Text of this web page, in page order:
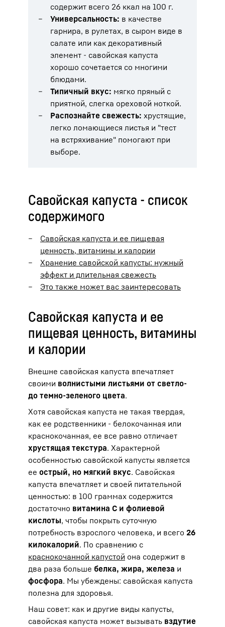
содержит всего 26 ккал на 100 г.
Универсальность: в качестве
гарнира, в рулетах, в сыром виде в
салате или как декоративный
элемент - савойская капуста
хорошо сочетается со многими
блюдами.
Типичный вкус: мягко пряный с
приятной, слегка ореховой ноткой.
Распознайте свежесть: хрустящие,
легко ломающиеся листья и "тест
на встряхивание" помогают при
выборе.
Савойская капуста - список
содержимого
Савойская капуста и ее пищевая
ценность, витамины и калории
Хранение савойской капусты: нужный
эффект и длительная свежесть
Это также может вас заинтересовать
Савойская капуста и ее
пищевая ценность, витамины
и калории
Внешне савойская капуста впечатляет
своими волнистыми листьями от светло-
до темно-зеленого цвета.
Хотя савойская капуста не такая твердая,
как ее родственники - белокочанная или
краснокочанная, ее все равно отличает
хрустящая текстура. Характерной
особенностью савойской капусты является
ее острый, но мягкий вкус. Савойская
капуста впечатляет и своей питательной
ценностью: в 100 граммах содержится
достаточно витамина С и фолиевой
кислоты, чтобы покрыть суточную
потребность взрослого человека, и всего 26
килокалорий. По сравнению с
краснокочанной капустой она содержит в
два раза больше белка, жира, железа и
фосфора. Мы убеждены: савойская капуста
полезна для здоровья.
Наш совет: как и другие виды капусты,
савойская капуста может вызывать вздутие